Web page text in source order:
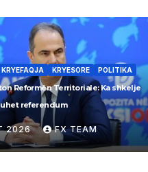
KRYEFAQJA KRYESORE POLITIKA
Reformën Territoriale: Ka shkelje
referendum
2026 FX TEAM